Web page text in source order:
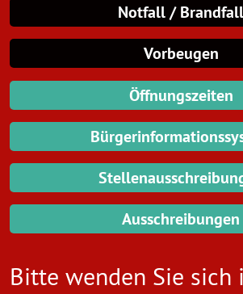
Notfall / Brandfall
Vorbeugen
Öffnungszeiten
Ausschreibungen
Bitte wenden Sie sich